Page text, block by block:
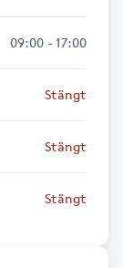
09:00 - 17:00
Stängt
Stängt
Stängt